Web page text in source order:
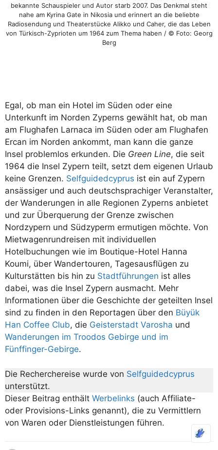
bekannte Schauspieler und Autor starb 2007. Das Denkmal steht
nahe am Kyrina Gate in Nikosia und erinnert an die beliebte
Radiosendung und Theaterstücke Alikko und Caher, die das Leben
von Türkisch-Zyprioten um 1964 zum Thema haben / © Foto: Georg
Berg
Egal, ob man ein Hotel im Süden oder eine
Unterkunft im Norden Zyperns gewählt hat, ob man
am Flughafen Larnaca im Süden oder am Flughafen
Ercan im Norden ankommt, man kann die ganze
Insel problemlos erkunden. Die Green Line, die seit
1964 die Insel Zypern teilt, setzt dem eigenen Urlaub
keine Grenzen. Selfguidedcyprus ist ein auf Zypern
ansässiger und auch deutschsprachiger Veranstalter,
der Wanderungen in alle Regionen Zyperns anbietet
und zur Überquerung der Grenze zwischen
Nordzypern und Südzyperm ermutigen möchte. Von
Mietwagenrundreisen mit individuellen
Hotelbuchungen wie im Boutique-Hotel Hanna
Koumi, über Wandertouren, Tagesausflügen zu
Kulturstätten bis hin zu Stadtführungen ist alles
dabei, was die Insel Zypern ausmacht. Mehr
Informationen über die Geschichte der geteilten Insel
sind zu finden in den Reportagen über den Büyük
Han Coffee Club, die Geisterstadt Varosha und
Wanderungen im Troodos Gebirge und im
Fünffinger-Gebirge.
Die Recherchereise wurde von Selfguidedcyprus
unterstützt.
Dieser Beitrag enthält Werbelinks (auch Affiliate-
oder Provisions-Links genannt), die zu Vermittlern
von Waren oder Dienstleistungen führen.